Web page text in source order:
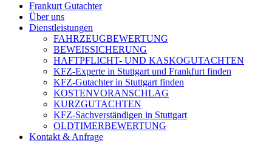
Frankurt Gutachter
Über uns
Dienstleistungen
FAHRZEUGBEWERTUNG
BEWEISSICHERUNG
HAFTPFLICHT- UND KASKOGUTACHTEN
KFZ-Experte in Stuttgart und Frankfurt finden
KFZ-Gutachter in Stuttgart finden
KOSTENVORANSCHLAG
KURZGUTACHTEN
KFZ-Sachverständigen in Stuttgart
OLDTIMERBEWERTUNG
Kontakt & Anfrage